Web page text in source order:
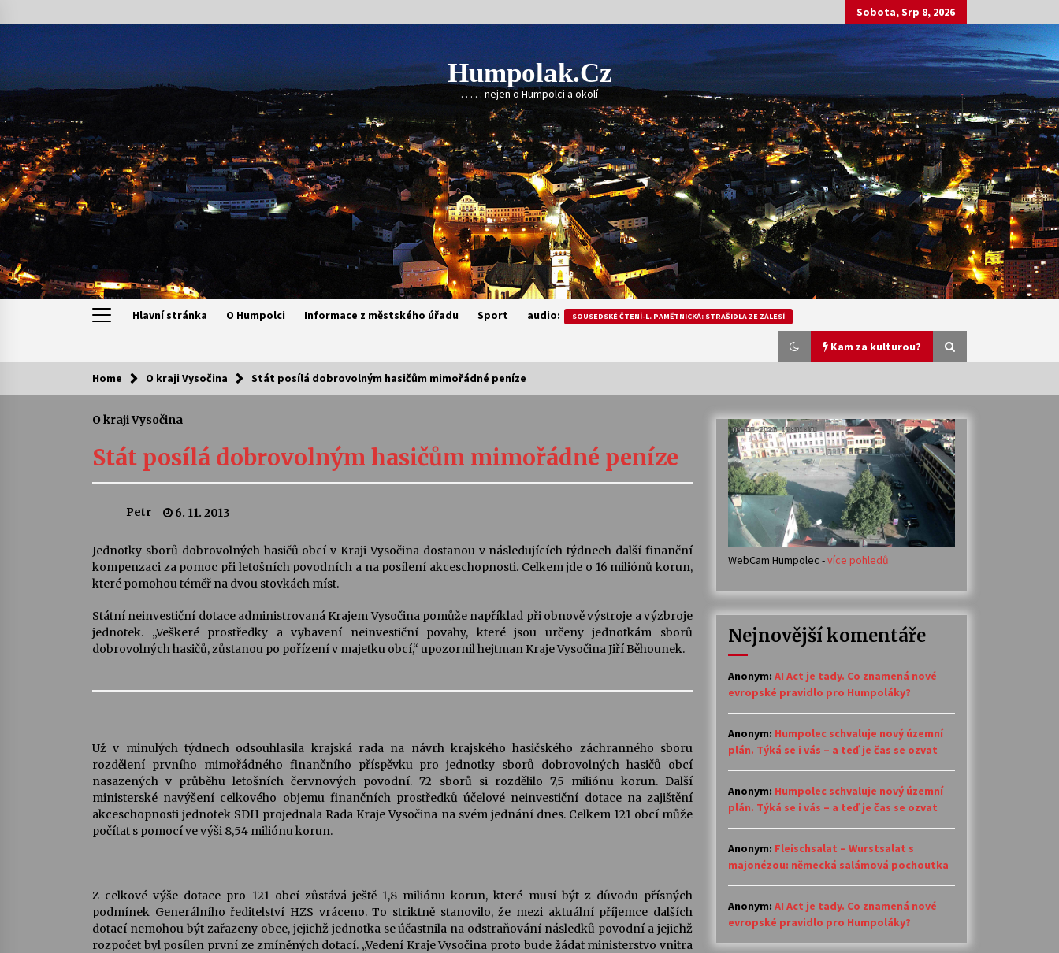
to
content
Sobota, Srp 8, 2026
Humpolak.cz
. . . . . nejen o Humpolci a okolí
Hlavní stránka O Humpolci Informace z městského úřadu Sport audio: SOUSEDSKÉ ČTENÍ-L. PAMĚTNICKÁ: STRAŠIDLA ZE ZÁLESÍ
Kam za kulturou?
Kam za kulturou?
Camerata a Sukuba Ensemble
4. 8. 2026
Stávám se kapkou
30. 7. 2026
Veselí muzikanti
30. 7. 2026
Pozvánka na integrační festival
Quijotova šedesátka: 28. 7.–1. 8.
28. 7. 2026
Votavžatský ploty
23. 7. 2026
Letní koncerty ve Stromovce: Rufus
22. 7. 2026
14. 7. 2026
Za kulturou kousek za Humpolec. V
Varhanní recitál Michala Novenka v
30. 6. 2026
Home O kraji Vysočina Stát posílá dobrovolným hasičům mimořádné peníze
O kraji Vysočina
Stát posílá dobrovolným hasičům mimořádné peníze
Petr 6. 11. 2013
Jednotky sborů dobrovolných hasičů obcí v Kraji Vysočina dostanou v následujících týdnech další finanční
kompenzaci za pomoc při letošních povodních a na posílení akceschopnosti. Celkem jde o 16 miliónů korun,
které pomohou téměř na dvou stovkách míst.
Státní neinvestiční dotace administrovaná Krajem Vysočina pomůže například při obnově výstroje a výzbroje
jednotek. „Veškeré prostředky a vybavení neinvestiční povahy, které jsou určeny jednotkám sborů
dobrovolných hasičů, zůstanou po pořízení v majetku obcí,“ upozornil hejtman Kraje Vysočina Jiří Běhounek.
Už v minulých týdnech odsouhlasila krajská rada na návrh krajského hasičského záchranného sboru
rozdělení prvního mimořádného finančního příspěvku pro jednotky sborů dobrovolných hasičů obcí
nasazených v průběhu letošních červnových povodní. 72 sborů si rozdělilo 7,5 miliónu korun. Další
ministerské navýšení celkového objemu finančních prostředků účelové neinvestiční dotace na zajištění
akceschopnosti jednotek SDH projednala Rada Kraje Vysočina na svém jednání dnes. Celkem 121 obcí může
počítat s pomocí ve výši 8,54 miliónu korun.
Z celkové výše dotace pro 121 obcí zůstává ještě 1,8 miliónu korun, které musí být z důvodu přísných
podmínek Generálního ředitelství HZS vráceno. To striktně stanovilo, že mezi aktuální příjemce dalších
dotací nemohou být zařazeny obce, jejichž jednotka se účastnila na odstraňování následků povodní a jejichž
rozpočet byl posílen první ze zmíněných dotací. „Vedení Kraje Vysočina proto bude žádat ministerstvo vnitra
WebCam Humpolec -více pohledů
Nejnovější komentáře
Anonym: AI Act je tady. Co znamená nové
evropské pravidlo pro Humpoláky?
Anonym: Humpolec schvaluje nový územní
plán. Týká se i vás – a teď je čas se ozvat
Anonym: Humpolec schvaluje nový územní
plán. Týká se i vás – a teď je čas se ozvat
Anonym: Fleischsalat – Wurstsalat s
majonézou: německá salámová pochoutka
Anonym: AI Act je tady. Co znamená nové
evropské pravidlo pro Humpoláky?